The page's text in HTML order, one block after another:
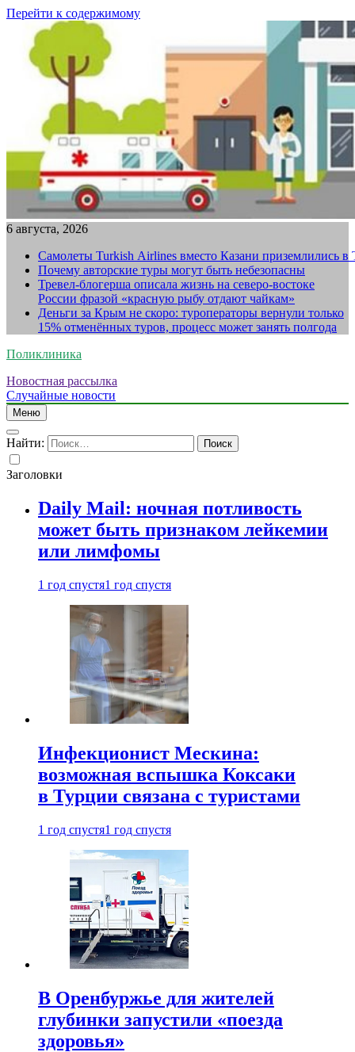
Перейти к содержимому
6 августа, 2026
Самолеты Turkish Airlines вместо Казани приземлились в
Почему авторские туры могут быть небезопасны
Тревел-блогерша описала жизнь на северо-востоке
России фразой «красную рыбу отдают чайкам»
Деньги за Крым не скоро: туроператоры вернули только
15% отменённых туров, процесс может занять полгода
Поликлиника
Новостная рассылка
Случайные новости
Меню
Найти:
Заголовки
Daily Mail: ночная потливость
может быть признаком лейкемии
или лимфомы
1 год спустя1 год спустя
Инфекционист Мескина:
возможная вспышка Коксаки
в Турции связана с туристами
1 год спустя1 год спустя
В Оренбуржье для жителей
глубинки запустили «поезда
здоровья»